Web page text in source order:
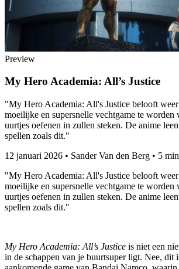
Preview
My Hero Academia: All’s Justice
"My Hero Academia: All's Justice belooft
moeilijke en supersnelle vechtgame te
uurtjes oefenen in zullen steken. De anime
spellen zoals dit."
12 januari 2026 • Sander Van den Berg • 5
"My Hero Academia: All's Justice belooft
moeilijke en supersnelle vechtgame te
uurtjes oefenen in zullen steken. De anime
spellen zoals dit."
My Hero Academia: All’s Justice is niet een
in de schappen van je buurtsuper ligt. Nee, dit